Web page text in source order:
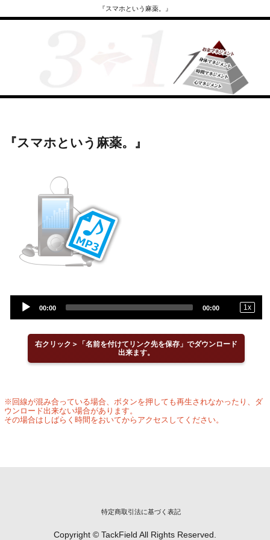
『スマホという麻薬。』
『スマホという麻薬。』
Audio
Player
00:00 00:00 1x
右クリック＞「名前を付けてリンク先を保存」でダウンロード
出来ます。
※回線が混み合っている場合、ボタンを押しても再生されなかったり、ダ
ウンロード出来ない場合があります。
その場合はしばらく時間をおいてからアクセスしてください。
特定商取引法に基づく表記
Copyright © TackField All Rights Reserved.